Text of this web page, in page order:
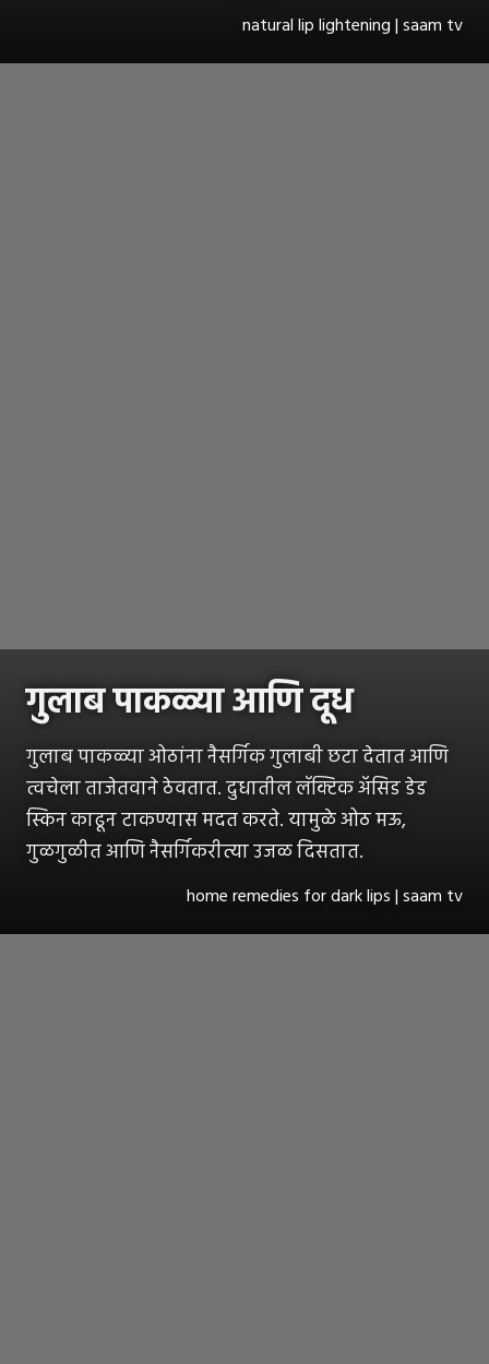
natural lip lightening | saam tv
गुलाब पाकळ्या आणि दूध
गुलाब पाकळ्या ओठांना नैसर्गिक गुलाबी छटा देतात आणि
त्वचेला ताजेतवाने ठेवतात. दुधातील लॅक्टिक अ‍ॅसिड डेड
स्किन काढून टाकण्यास मदत करते. यामुळे ओठ मऊ,
गुळगुळीत आणि नैसर्गिकरीत्या उजळ दिसतात.
home remedies for dark lips | saam tv